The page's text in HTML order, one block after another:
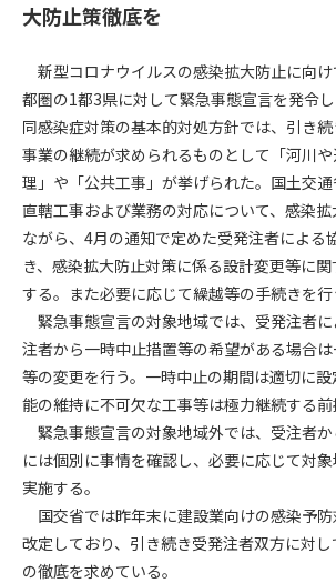
見たもん勝ち
会員登録について
サポーター会員一覧
会社概要 お問い合わせ
会員規約
大防止策徹底を
新型コロナウイルスの感染拡大防止に向
都圏の1都3県に対して緊急事態宣言を発令
同感染症対策の基本的対処方針では、引き
事業の継続が求められるものとして「河川
理」や「公共工事」が挙げられた。国土交
直轄工事および業務の対応について、感染
ながら、4月の通知で定めた受発注者による
き、感染拡大防止対策に係る設計変更等に
する。また必要に応じて繰越等の手続きを行
緊急事態宣言の対象地域では、受発注者
注者から一時中止措置等の希望がある場合
等の変更を行う。一時中止の期間は適切に
能の維持に不可欠な工事等は極力継続する前
緊急事態宣言の対象地域外では、受注者
には個別に事情を確認し、必要に応じて対
実施する。
国交省では昨年末に建設業向けの感染予
改定しており、引き続き受発注者双方に対
の徹底を求めている。
第1条（規約の目的）
会員サービスの利用条件等について定める
2. 管理者が建設資料館WEB上で随時掲載する
一部を構成するものとします。
第2条（規約の変更）
本規約は、会員の了承を得ることなく、随
あります。変更内容は、建設資料館WEB上
ちに全ての会員が了承したものとみなします
第4条（会員審査および資格の取り消し）
会員とは、本規約を承諾の上、所定の会員申
後、管理者がこれを承認した者をいいます。
第4条（会員の定義と登録）
1. 管理者は前条により審査の結果、会員申
の何れかの項目に該当することがわかっ
員としての権限を承認しないことがありま
(1) 会員申し込みをした者が実在しなかった場
(2) 本規約に違反した場合/li>
(3) 会員申し込みの際、申告事項に虚偽があ
(4) 会員申込者が管理者所定の手続き通りに